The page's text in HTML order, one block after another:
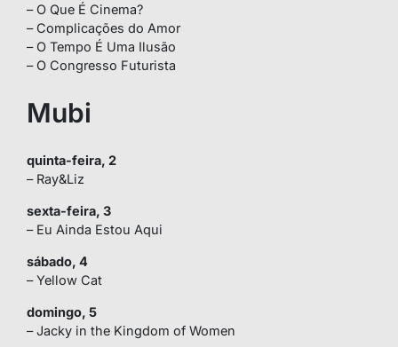
– O Que É Cinema?
– Complicações do Amor
– O Tempo É Uma Ilusão
– O Congresso Futurista
Mubi
quinta-feira, 2
– Ray&Liz
sexta-feira, 3
– Eu Ainda Estou Aqui
sábado, 4
– Yellow Cat
domingo, 5
– Jacky in the Kingdom of Women